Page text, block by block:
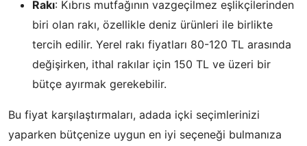
Rakı: Kıbrıs mutfağının vazgeçilmez eşlikçilerinden
biri olan rakı, özellikle deniz ürünleri ile birlikte
tercih edilir. Yerel rakı fiyatları 80-120 TL arasında
değişirken, ithal rakılar için 150 TL ve üzeri bir
bütçe ayırmak gerekebilir.
Bu fiyat karşılaştırmaları, adada içki seçimlerinizi
yaparken bütçenize uygun en iyi seçeneği bulmanıza